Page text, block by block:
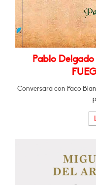
Pablo
Conversará con Paco